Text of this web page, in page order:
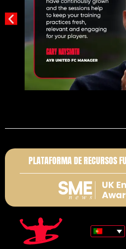
PLATAFORMA DE RECURSOS